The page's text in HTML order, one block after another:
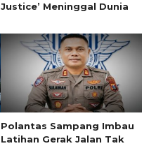
Justice’ Meninggal Dunia
Polantas Sampang Imbau
Latihan Gerak Jalan Tak